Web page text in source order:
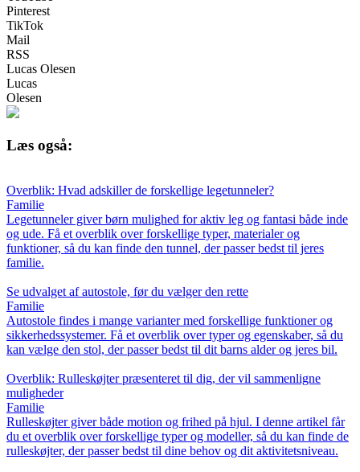
Pinterest
TikTok
Mail
RSS
Lucas Olesen
Lucas
Olesen
Læs også:
Overblik: Hvad adskiller de forskellige legetunneler?
Familie
Legetunneler giver børn mulighed for aktiv leg og fantasi både inde
og ude. Få et overblik over forskellige typer, materialer og
funktioner, så du kan finde den tunnel, der passer bedst til jeres
familie.
Se udvalget af autostole, før du vælger den rette
Familie
Autostole findes i mange varianter med forskellige funktioner og
sikkerhedssystemer. Få et overblik over typer og egenskaber, så du
kan vælge den stol, der passer bedst til dit barns alder og jeres bil.
Overblik: Rulleskøjter præsenteret til dig, der vil sammenligne
muligheder
Familie
Rulleskøjter giver både motion og frihed på hjul. I denne artikel får
du et overblik over forskellige typer og modeller, så du kan finde de
rulleskøjter, der passer bedst til dine behov og dit aktivitetsniveau.